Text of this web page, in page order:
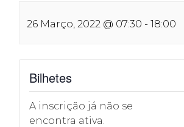
26 Março, 2022 @ 07:30 - 18:00
Bilhetes
A inscrição já não se
encontra ativa.